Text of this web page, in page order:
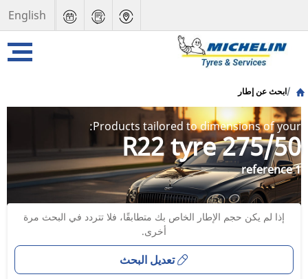
English
ابحث عن إطار
Products tailored to dimensions of your:
275/50 R22 tyre
1 reference
إذا لم يكن حجم الإطار الخاص بك متطابقًا، فلا تتردد في البحث مرة
أخرى.
تعديل البحث